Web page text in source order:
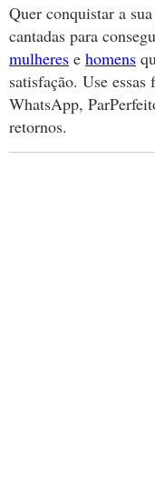
Quer conquistar a
cantadas para
mulheres e homens
satisfação. Use essas
WhatsApp,
retornos.